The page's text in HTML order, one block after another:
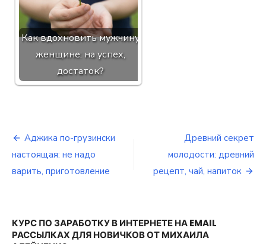
Как вдохновить мужчину
женщине: на успех,
достаток?
Навигация
по
Аджика по-грузински
настоящая: не надо
варить, приготовление
Древний секрет
молодости: древний
рецепт, чай, напиток
КУРС ПО ЗАРАБОТКУ В ИНТЕРНЕТЕ НА EMAIL
РАССЫЛКАХ ДЛЯ НОВИЧКОВ ОТ МИХАИЛА